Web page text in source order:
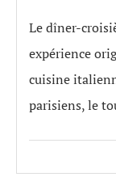
Le dîner-
expérience
cuisine
parisiens, le